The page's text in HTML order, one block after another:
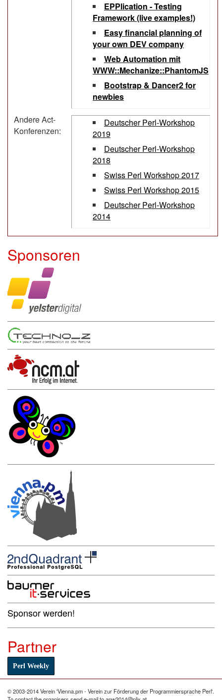
‎EPPlication - Testing
Framework (live examples!)‎
‎Easy financial planning of
your own DEV company‎
‎Web Automation mit
WWW::Mechanize::PhantomJS‎
‎Bootstrap & Dancer2 for
newbies‎
Andere Act-
Konferenzen:
Deutscher Perl-Workshop
2019
Deutscher Perl-Workshop
2018
Swiss Perl Workshop 2017
Swiss Perl Workshop 2015
Deutscher Perl-Workshop
2014
Sponsoren
Sponsor werden!
Partner
Perl Weekly
© 2003-2014 Verein 'Vienna.pm - Verein zur Förderung der Programmiersprache Perl'.